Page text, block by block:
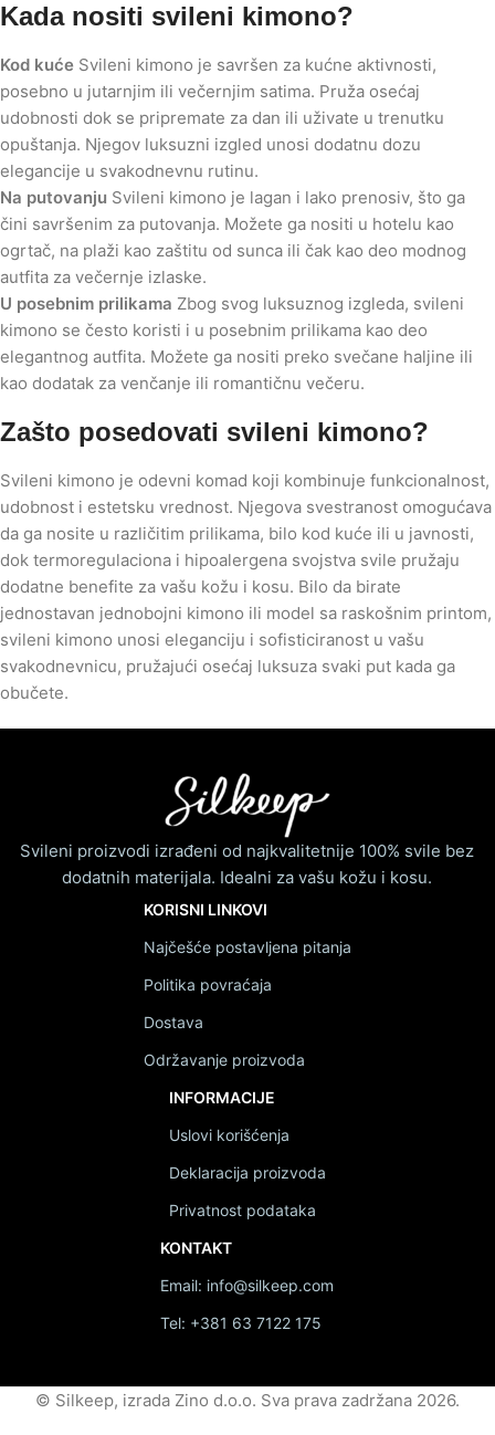
Kada nositi svileni kimono?
Kod kuće Svileni kimono je savršen za kućne aktivnosti,
posebno u jutarnjim ili večernjim satima. Pruža osećaj
udobnosti dok se pripremate za dan ili uživate u trenutku
opuštanja. Njegov luksuzni izgled unosi dodatnu dozu
elegancije u svakodnevnu rutinu.
Na putovanju Svileni kimono je lagan i lako prenosiv, što ga
čini savršenim za putovanja. Možete ga nositi u hotelu kao
ogrtač, na plaži kao zaštitu od sunca ili čak kao deo modnog
autfita za večernje izlaske.
U posebnim prilikama Zbog svog luksuznog izgleda, svileni
kimono se često koristi i u posebnim prilikama kao deo
elegantnog autfita. Možete ga nositi preko svečane haljine ili
kao dodatak za venčanje ili romantičnu večeru.
Zašto posedovati svileni kimono?
Svileni kimono je odevni komad koji kombinuje funkcionalnost,
udobnost i estetsku vrednost. Njegova svestranost omogućava
da ga nosite u različitim prilikama, bilo kod kuće ili u javnosti,
dok termoregulaciona i hipoalergena svojstva svile pružaju
dodatne benefite za vašu kožu i kosu. Bilo da birate
jednostavan jednobojni kimono ili model sa raskošnim printom,
svileni kimono unosi eleganciju i sofisticiranost u vašu
svakodnevnicu, pružajući osećaj luksuza svaki put kada ga
obučete.
Svileni proizvodi izrađeni od najkvalitetnije 100% svile bez
dodatnih materijala. Idealni za vašu kožu i kosu.
KORISNI LINKOVI
Najčešće postavljena pitanja
Politika povraćaja
Dostava
Održavanje proizvoda
INFORMACIJE
Uslovi korišćenja
Deklaracija proizvoda
Privatnost podataka
KONTAKT
Email: info@silkeep.com
Tel: +381 63 7122 175
© Silkeep, izrada Zino d.o.o. Sva prava zadržana 2026.